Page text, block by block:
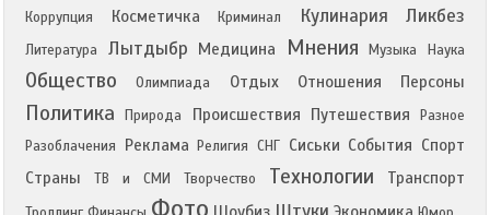
Коррупция Косметичка Криминал Кулинария Ликбез
Литература Лытдыбр Медицина Мнения Музыка Наука
Общество Олимпиада Отдых Отношения Персоны
Политика Природа Происшествия Путешествия
Разное
Разоблачения
Реклама Религия СНГ Сиськи События Спорт
Страны
ТВ и СМИ Творчество Технологии Транспорт